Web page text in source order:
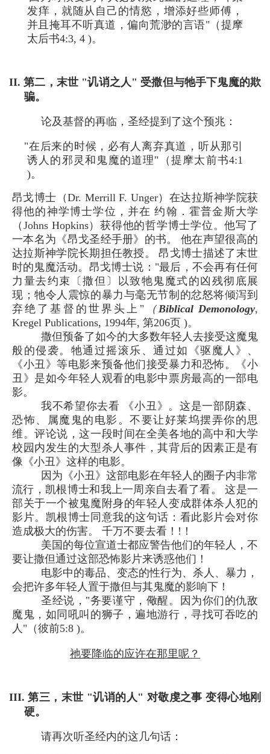
发痒，就随从自己的情慾，增添好些师傅，
并且掩耳不听真道，偏向荒渺的言语"（提摩
太后书4:3, 4 )。
II. 第二，末世 "讥诮之人" 受撒但与牠手下鬼魔的欺
骗。
论及基督的再临，圣经提到了这个预兆：
"在后来的时候，必有人离弃真道，听从那引
诱人的邪灵和鬼魔的道理"（提摩太前书4:1
)。
昂戈博士（Dr. Merrill F. Unger）在达拉斯神学院获
得他的神学博士学位，并在 约翰．霍普金斯大学
（Johns Hopkins）获得他的哲学博士学位。他写了
一本名为《昂戈圣经手册》的书。 他在声望很高的
达拉斯神学院长期担任教授。 昂戈博士描述了末世
时的鬼魔活动。昂戈博士说："最后，不会再有任何
力量去约束〔撒但〕以致牠鬼魔式的凶残彻底展
现；牠令人震惊的暴力与毫无节制的忿怒将倾泻到
弃绝了基督的世界头上"（ Biblical Demonology,
Kregel Publications, 1994年, 第206页 )。
撒但预备了如今的大多数年轻人去接受这魔鬼
般的侵袭。牠通过摇滚乐、通过如《驱魔人》、
《小丑》等电影来预备他们接受暴力和恐怖。《小
丑》是如今年轻人观看的电影中票房最高的一部电
影。
我不希望你去看 《小丑》。这是一部阴森、
恐怖、属魔鬼的电影。不要让好莱坞摆弄你的思
维。评论说，这一段时间在全美各地的高中和大学
校园内发生的大型杀人事件，其背后的因素正是有
像《小丑》这样的电影。
因为《小丑》这部电影在年轻人的圈子内非常
流行，凯根博士和我上一周亲自去看了看。 这是一
部关于一个被鬼魔附身的年轻人变成群体杀人犯的
影片。凯根博士同意我的这句话：看此影片会对你
造成极大的伤害。 千万不要去看！!！
美国的每位宣道士都应警告他们的年轻人，不
要让撒但通过这部恐怖影片来诱惑他们！
电影中的毒品、变态的性行为、杀人、暴力，
会把许多年轻人置于撒但与其鬼魔的影响下！
圣经说，"务要谨守，儆醒。因为你们的仇敌
魔鬼，如同吼叫的狮子，遍地游行，寻找可吞吃的
人"（彼前5:8 )。
祂要降临的应许在那里呢？
III. 第三，末世 "讥诮的人" 对敬虔之事 变得心地刚
硬。
请再次听圣经内的这几句话：